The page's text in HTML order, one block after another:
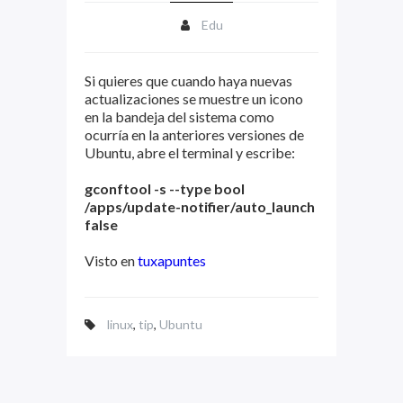
Edu
Si quieres que cuando haya nuevas
actualizaciones se muestre un icono
en la bandeja del sistema como
ocurría en la anteriores versiones de
Ubuntu, abre el terminal y escribe:
gconftool -s --type bool
/apps/update-notifier/auto_launch
false
Visto entuxapuntes
linux, tip, Ubuntu